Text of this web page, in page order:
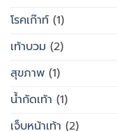
โรคเก๊าท์ (1)
เท้าบวม (2)
สุขภาพ (1)
น้ำกัดเท้า (1)
เจ็บหน้าเท้า (2)